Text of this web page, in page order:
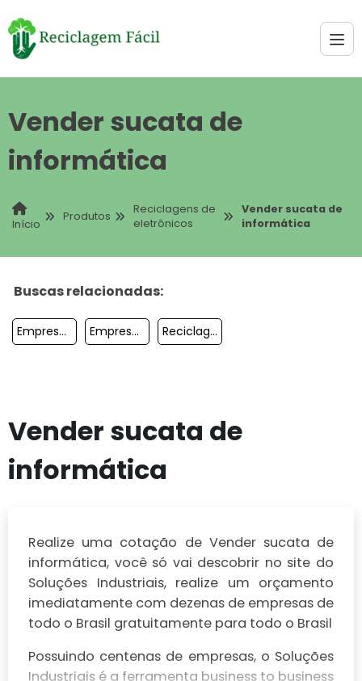
Vender sucata de
informática
Início
Produtos
Reciclagens de
eletrônicos
Vender sucata de
informática
Buscas relacionadas:
Empresa De Reciclagem De Produtos Eletrônicos Empresa Que Compra Lixo Eletrônico Reciclagem De Auto Falantes
Vender sucata de
informática
Realize uma cotação de Vender sucata de
informática, você só vai descobrir no site do
Soluções Industriais, realize um orçamento
imediatamente com dezenas de empresas de
todo o Brasil gratuitamente para todo o Brasil
Possuindo centenas de empresas, o Soluções
Industriais é a ferramenta business to business